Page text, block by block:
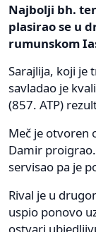
Najbolji bh.
plasirao se u
rumunskom
Sarajlija, koji je
savladao je
(857. ATP)
Meč je otvoren
Damir
servisao pa je
Rival je u
uspio ponovo
ostvari